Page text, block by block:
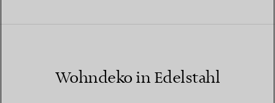
Wohndeko in Edelstahl